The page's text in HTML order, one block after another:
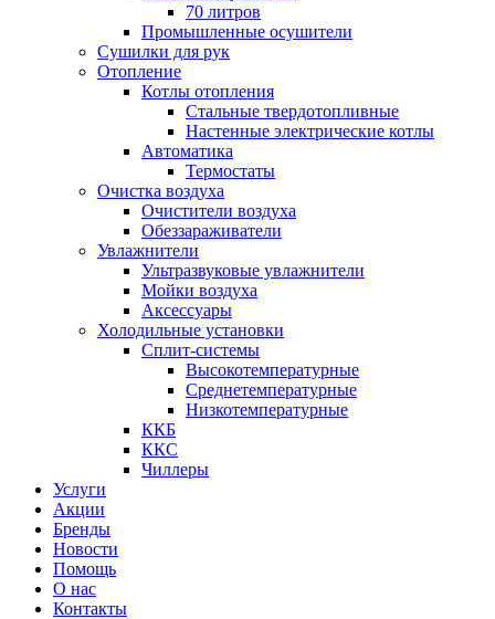
70 литров
Промышленные осушители
Сушилки для рук
Отопление
Котлы отопления
Стальные твердотопливные
Настенные электрические котлы
Автоматика
Термостаты
Очистка воздуха
Очистители воздуха
Обеззараживатели
Увлажнители
Ультразвуковые увлажнители
Мойки воздуха
Аксессуары
Холодильные установки
Сплит-системы
Высокотемпературные
Среднетемпературные
Низкотемпературные
ККБ
ККС
Чиллеры
Услуги
Акции
Бренды
Новости
Помощь
О нас
Контакты